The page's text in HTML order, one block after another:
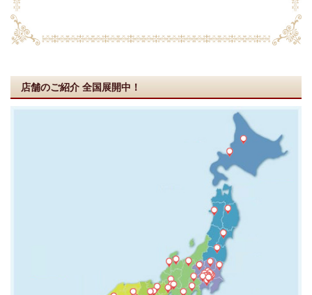
店舗のご紹介 全国展開中！